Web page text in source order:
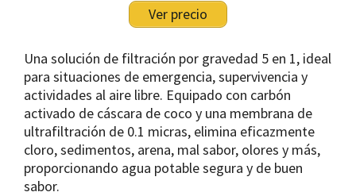
Ver precio
Una solución de filtración por gravedad 5 en 1, ideal
para situaciones de emergencia, supervivencia y
actividades al aire libre. Equipado con carbón
activado de cáscara de coco y una membrana de
ultrafiltración de 0.1 micras, elimina eficazmente
cloro, sedimentos, arena, mal sabor, olores y más,
proporcionando agua potable segura y de buen
sabor.